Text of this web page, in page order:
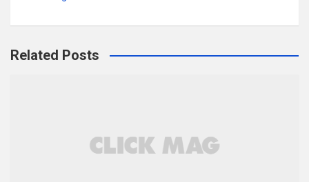
Related Posts